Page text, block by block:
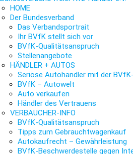
HOME
Der Bundesverband
Das Verbandsportrait
Ihr BVfK stellt sich vor
BVfK-Qualitätsanspruch
Stellenangebote
HÄNDLER + AUTOS
Seriöse Autohändler mit der
BVfK – Autowelt
Auto verkaufen
Händler des Vertrauens
VERBAUCHER-INFO
BVfK-Qualitätsanspruch
Tipps zum Gebrauchtwagenkauf
Autokaufrecht – Gewährleistung
BVfK-Beschwerdestelle gegen